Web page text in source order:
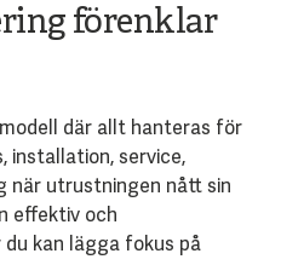
förenklar
där allt hanteras för
installation, service,
när utrustningen nått sin
effektiv och
kan lägga fokus på